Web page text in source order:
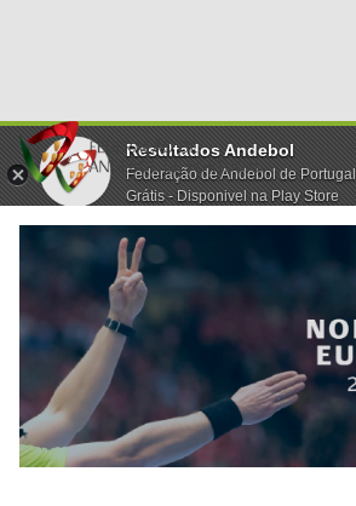
Resultados Andebol
Federação de Andebol de Portugal
Grátis - Disponivel na Play Store